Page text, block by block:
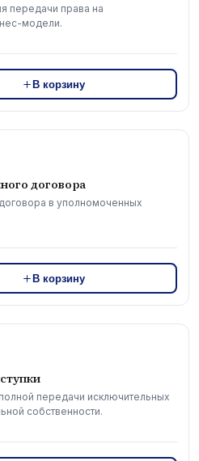
передачи права на
модели.
В корзину
договора
в уполномоченных
В корзину
передачи исключительных
собственности.